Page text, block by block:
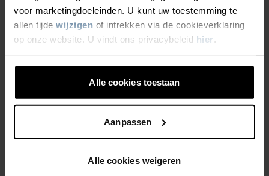
voor marketingdoeleinden. U kunt uw toestemming te
allen tijde wijzigen of intrekken via de cookieverklaring
op onze website. U vindt ons privacybeleid hier
Alle cookies toestaan
Aanpassen
Alle cookies weigeren
ACTIVITEITSNIVEAU
LAAG MATIG
SOORT ACTIVITEIT
WAT DAN OOK MATIGE INTENSITEIT
Wandelen - Skiën & Snow